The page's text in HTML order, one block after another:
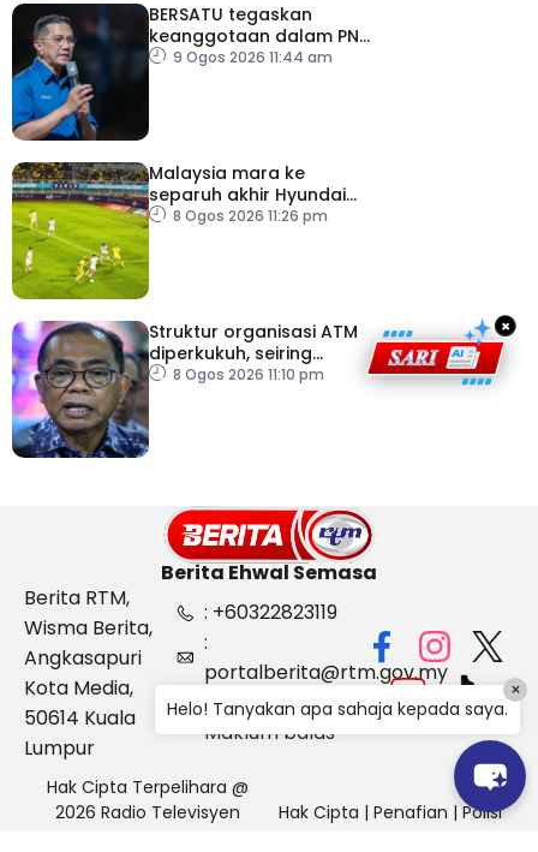
BERSATU tegaskan
keanggotaan dalam PN
masih sah
9 Ogos 2026 11:44 am
Malaysia mara ke
separuh akhir Hyundai
ASEAN Cup
8 Ogos 2026 11:26 pm
Struktur organisasi ATM
diperkukuh, seiring
pemodenan aset
8 Ogos 2026 11:10 pm
×
Berita Ehwal Semasa
Berita RTM,
Wisma Berita,
Angkasapuri
Kota Media,
50614 Kuala
Lumpur
: +60322823119
:
portalberita@rtm.gov.my
: Aduan &
Maklum balas
Hak Cipta Terpelihara @
2026 Radio Televisyen
Hak Cipta | Penafian | Polisi
Helo! Tanyakan apa sahaja kepada saya.
×